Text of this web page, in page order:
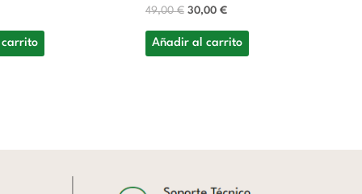
49,00€ 30,00 €
Añadir al carrito